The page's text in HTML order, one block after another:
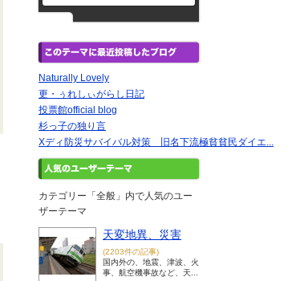
Naturally Lovely
更・ぅれしぃがらし日記
投票館official blog
杉っ子の独り言
Xディ防災サバイバル対策 旧名下流極貧貧民ダイエ...
カテゴリー「全般」内で人気のユー
ザーテーマ
天変地異、災害
(2203件の記事)
国内外の、地震、津波、火
事、航空機事故など、天...